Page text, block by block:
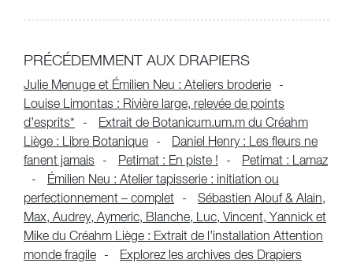
PRÉCÉDEMMENT AUX DRAPIERS
Julie Menuge et Émilien Neu : Ateliers broderie
Louise Limontas : Rivière large, relevée de points
d’esprits*
Extrait de Botanicum.um.m du Créahm
Liège : Libre Botanique
Daniel Henry : Les fleurs ne
fanent jamais
Petimat : En piste !
Petimat : Lamaz
Émilien Neu : Atelier tapisserie : initiation ou
perfectionnement – complet
Sébastien Alouf & Alain,
Max, Audrey, Aymeric, Blanche, Luc, Vincent, Yannick et
Mike du Créahm Liège : Extrait de l’installation Attention
monde fragile
Explorez les archives des Drapiers